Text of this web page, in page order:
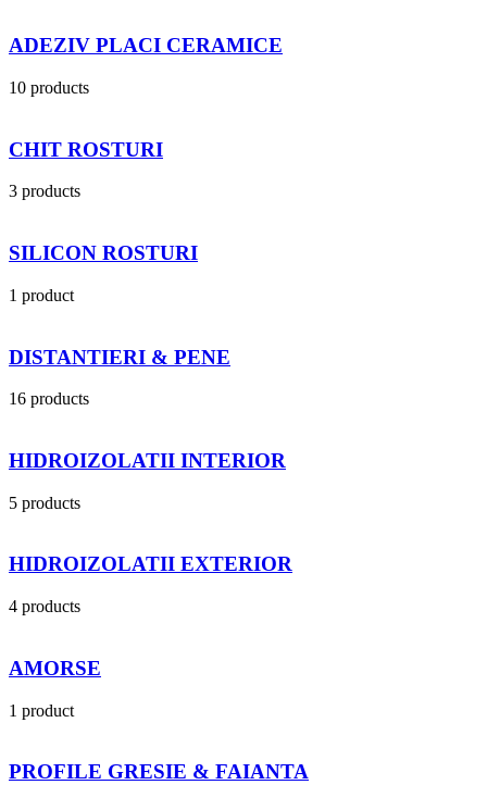
ADEZIV PLACI CERAMICE
10 products
CHIT ROSTURI
3 products
SILICON ROSTURI
1 product
DISTANTIERI & PENE
16 products
HIDROIZOLATII INTERIOR
5 products
HIDROIZOLATII EXTERIOR
4 products
AMORSE
1 product
PROFILE GRESIE & FAIANTA